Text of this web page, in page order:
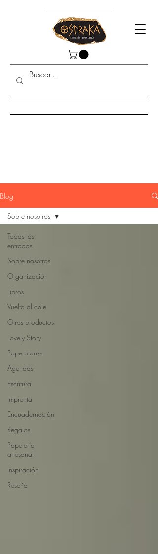
Blog
Todas las
entradas
Sobre nosotros
Organización
Libros
Vuelta al cole
Otros productos
Lovely Story
Paperblanks
Agendas
Escritura
Imprenta
Encuadernación
Regalos
Papelería
artesanal
Inspiración
Reseña
Sobre nosotros